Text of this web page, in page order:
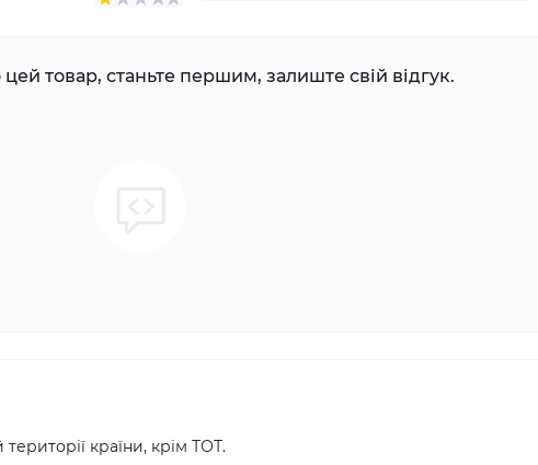
цей товар, станьте першим, залиште свій відгук.
країни, крім ТОТ.